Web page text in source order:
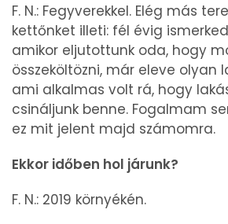
F. N.: Fegyverekkel. Elég más
kettőnket illeti: fél évig
amikor eljutottunk oda, hogy
összeköltözni, már eleve olyan
ami alkalmas volt rá, hogy
csináljunk benne. Fogalmam
ez mit jelent majd számomra.
Ekkor időben hol járunk?
F. N.: 2019 környékén.